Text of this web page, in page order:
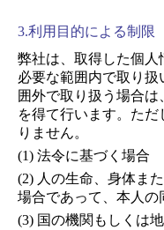
3.利用目的による制限
弊社は、取得した個人
必要な範囲内で取り
囲外で取り扱う場合
を得て行います。た
りません。
法令に基づく場合
人の生命、身体ま
場合であって、本人
国の機関もしくは